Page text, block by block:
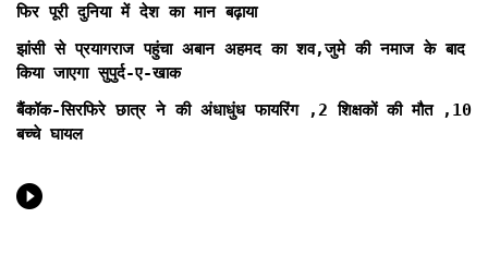
फिर पूरी दुनिया में देश का मान बढ़ाया
झांसी से प्रयागराज पहुंचा अबान अहमद का शव,जुमे की नमाज के बाद
किया जाएगा सुपुर्द-ए-खाक
बैंकॉक-सिरफिरे छात्र ने की अंधाधुंध फायरिंग ,2 शिक्षकों की मौत ,10
बच्चे घायल